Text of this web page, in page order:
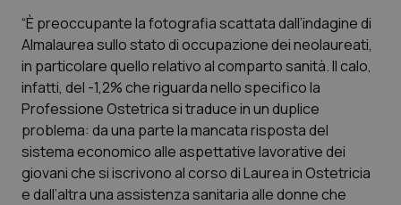
Studi e Analisi
Lettere al direttore
Edizioni Regionali
QS Pro
“È preoccupante la fotografia scattata dall’indagine di
Almalaurea sullo stato di occupazione dei neolaureati,
in particolare quello relativo al comparto sanità. Il calo,
infatti, del -1,2% che riguarda nello specifico la
Professione Ostetrica si traduce in un duplice
problema: da una parte la mancata risposta del
sistema economico alle aspettative lavorative dei
giovani che si iscrivono al corso di Laurea in Ostetricia
e dall’altra una assistenza sanitaria alle donne che